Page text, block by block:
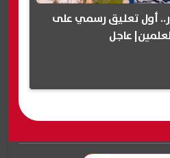
الـ 1000 دولار.. أول تعليق رسمي على
عاجل